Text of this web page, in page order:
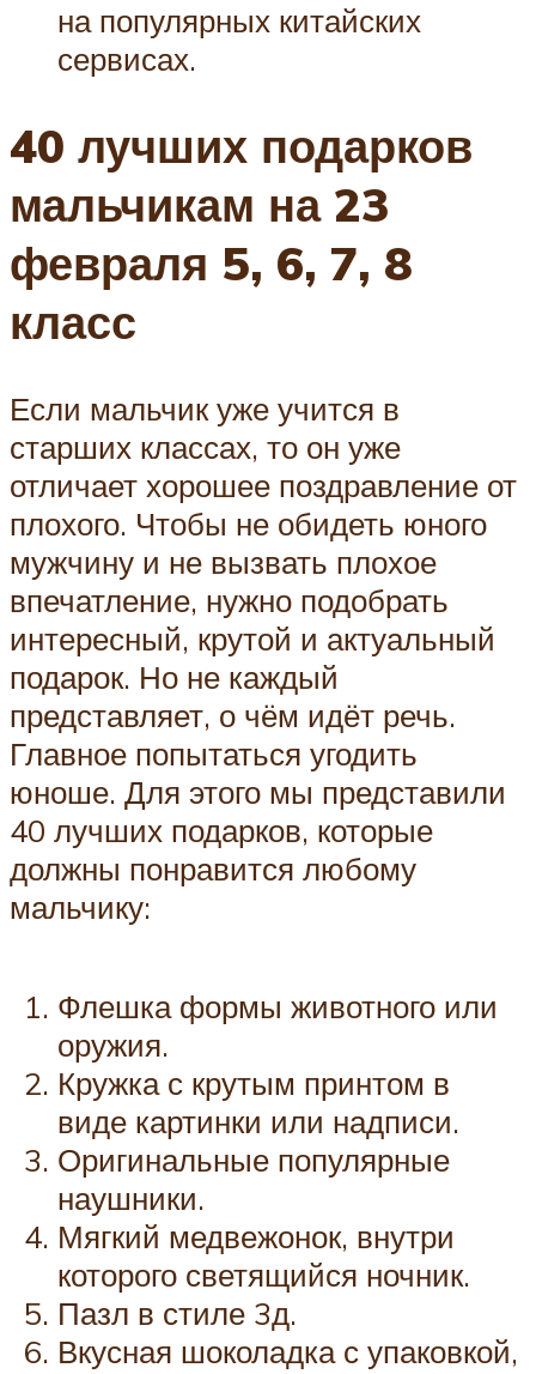
на популярных китайских
сервисах.
40 лучших подарков
мальчикам на 23
февраля 5, 6, 7, 8
класс
Если мальчик уже учится в
старших классах, то он уже
отличает хорошее поздравление от
плохого. Чтобы не обидеть юного
мужчину и не вызвать плохое
впечатление, нужно подобрать
интересный, крутой и актуальный
подарок. Но не каждый
представляет, о чём идёт речь.
Главное попытаться угодить
юноше. Для этого мы представили
40 лучших подарков, которые
должны понравится любому
мальчику:
Флешка формы животного или
оружия.
Кружка с крутым принтом в
виде картинки или надписи.
Оригинальные популярные
наушники.
Мягкий медвежонок, внутри
которого светящийся ночник.
Пазл в стиле 3д.
Вкусная шоколадка с упаковкой,